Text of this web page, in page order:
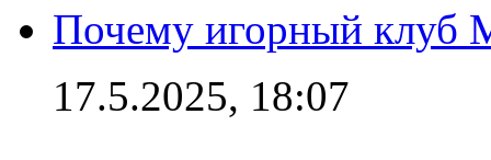
Почему игорный клуб
17.5.2025, 18:07